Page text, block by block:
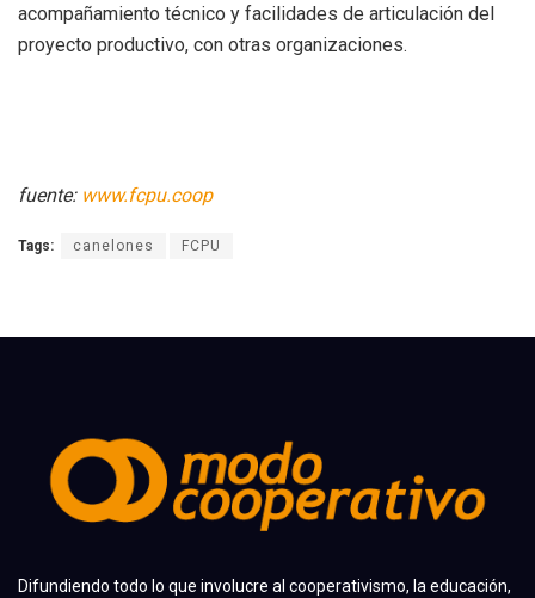
acompañamiento técnico y facilidades de articulación del
proyecto productivo, con otras organizaciones.
fuente: www.fcpu.coop
Tags: canelones FCPU
Difundiendo todo lo que involucre al cooperativismo, la educación,